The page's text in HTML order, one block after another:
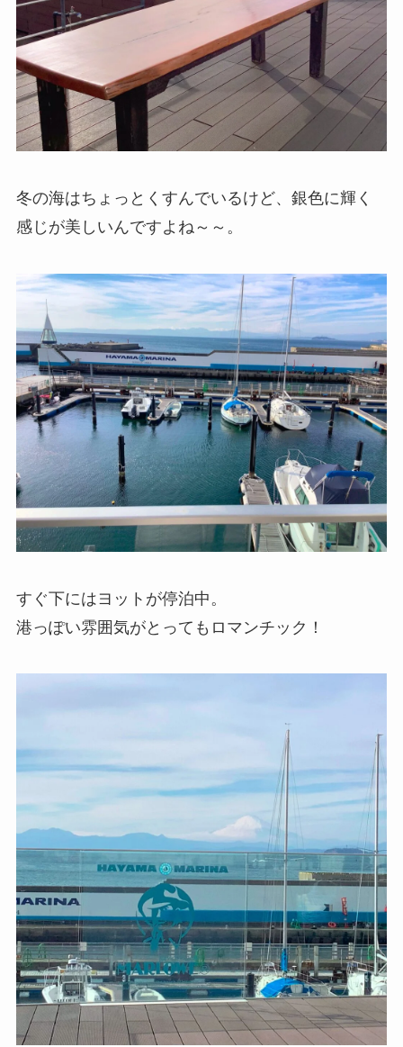
冬の海はちょっとくすんでいるけど、銀色に輝く
感じが美しいんですよね～～。
すぐ下にはヨットが停泊中。
港っぽい雰囲気がとってもロマンチック！